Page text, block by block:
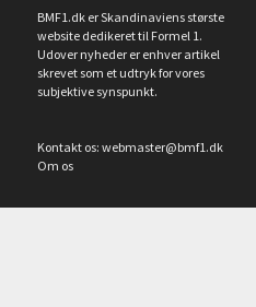
BMF1.dk er Skandinaviens største
website dedikeret til Formel 1.
Udover nyheder er enhver artikel
skrevet som et udtryk for vores
subjektive synspunkt.
Kontakt os: webmaster@bmf1.dk
Om os